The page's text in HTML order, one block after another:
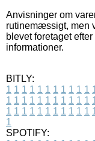
Anvisninger om
rutinemæssigt, men
blevet foretaget
informationer.
BITLY:
1 1 1 1 1 1 1 1 1 1 1
1 1 1 1 1 1 1 1 1 1 1
1 1 1 1 1 1 1 1 1 1 1
1
SPOTIFY: